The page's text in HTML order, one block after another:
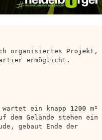
organisiertes Projekt,
ermöglicht.
ein knapp 1200 m²
dem Gelände stehen ein
gebaut Ende der